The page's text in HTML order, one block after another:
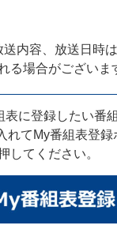
内容、放送日時は
る場合がございま
表に登録したい番
れてMy番組表登録
してください。